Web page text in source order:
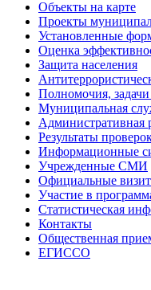
Объекты на карте
Проекты
Установленные
Оценка
Защита населения
Полномочия,
Муниципальная
Административная
Результаты
Информационные
Учрежденные СМИ
Официальные
Участие в
Статистическая
Контакты
Общественная
ЕГИССО